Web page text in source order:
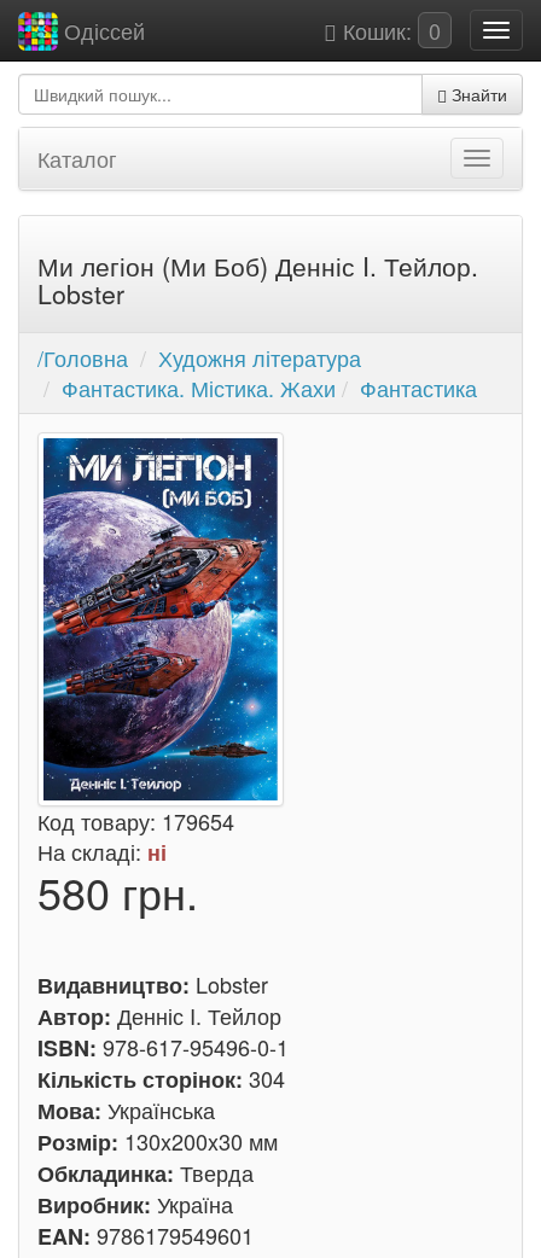
Кошик: 0
Одіссей
Знайти
Каталог
Ми легіон (Ми Боб) Денніс I. Тейлор.
Lobster
/Головна
Художня література
Фантастика. Містика. Жахи
Фантастика
Код товару: 179654
На складі: ні
580 грн.
Видавництво: Lobster
Автор: Денніс I. Тейлор
ISBN: 978-617-95496-0-1
Кількість сторінок: 304
Мова: Українська
Розмір: 130x200x30 мм
Обкладинка: Тверда
Виробник: Україна
EAN: 9786179549601